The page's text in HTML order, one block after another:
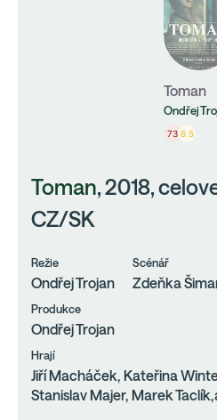
Toman
Ondřej
73 6.5
Toman, 2018,
CZ/SK
Režie
Ondřej Trojan
Scénář
Zdeňka
Produkce
Ondřej Trojan
Hrají
Jiří Macháček, Kateřina
Stanislav Majer, Marek